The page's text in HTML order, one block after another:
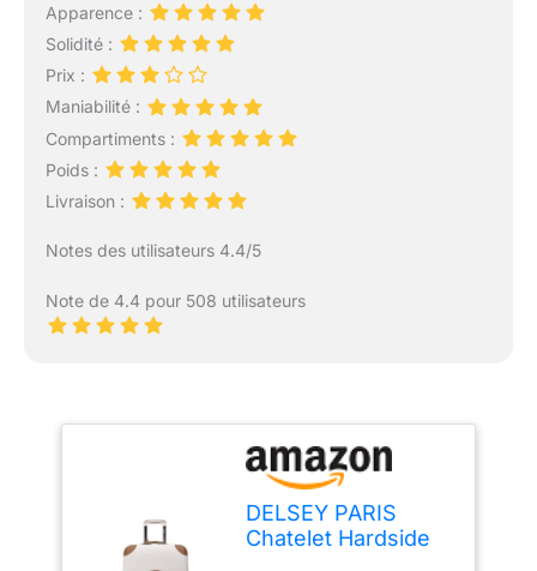
Apparence :
Solidité :
Prix :
Maniabilité :
Compartiments :
Poids :
Livraison :
Notes des utilisateurs 4.4/5
Note de 4.4 pour 508 utilisateurs
DELSEY PARIS
Chatelet Hardside